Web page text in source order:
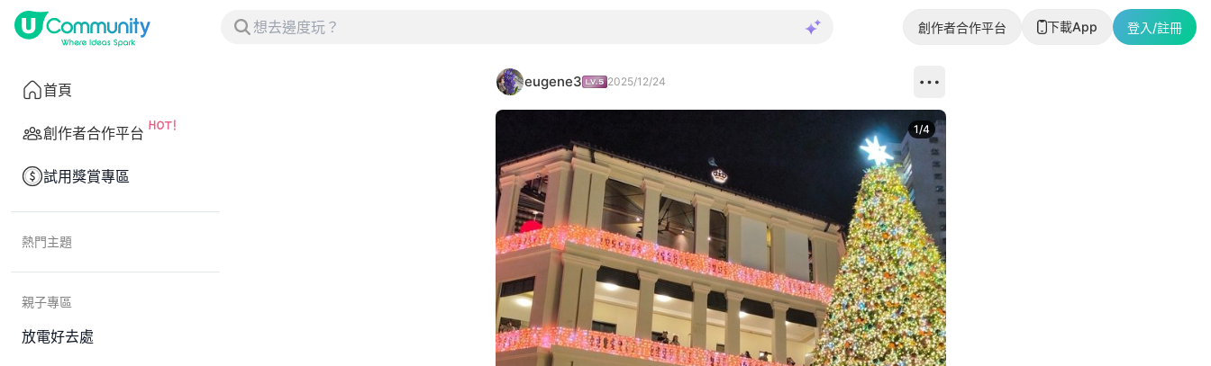
創作者合作平台 下載App 登入/註冊
首頁
創作者合作平台
試用獎賞專區
熱門主題
親子專區
放電好去處
eugene3 2025/12/24
1/4